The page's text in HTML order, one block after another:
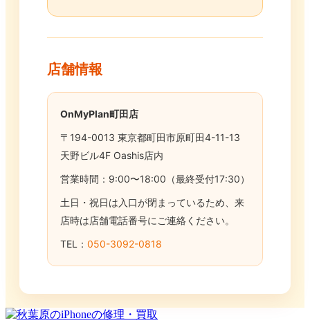
店舗情報
OnMyPlan町田店
〒194-0013 東京都町田市原町田4-11-13
天野ビル4F Oashis店内
営業時間：9:00〜18:00（最終受付17:30）
土日・祝日は入口が閉まっているため、来
店時は店舗電話番号にご連絡ください。
TEL： 050-3092-0818